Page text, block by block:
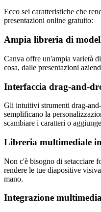
Ecco sei caratteristiche che
presentazioni online gratuito:
Ampia libreria di
Canva offre un'ampia varietà
cosa, dalle presentazioni
Interfaccia drag-and-
Gli intuitivi strumenti drag-
semplificano la
scambiare i caratteri o
Libreria multimediale
Non c'è bisogno di setacciare
rendere le tue diapositive
mano.
Integrazione